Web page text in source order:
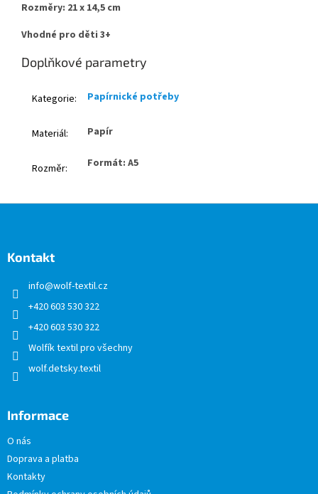
Rozměry: 21 x 14,5 cm
Vhodné pro děti 3+
Doplňkové parametry
Kategorie: Papírnické potřeby
Materiál: Papír
Rozměr: Formát: A5
Kontakt
info@wolf-textil.cz
+420 603 530 322
+420 603 530 322
Wolfík textil pro všechny
wolf.detsky.textil
Informace
O nás
Doprava a platba
Kontakty